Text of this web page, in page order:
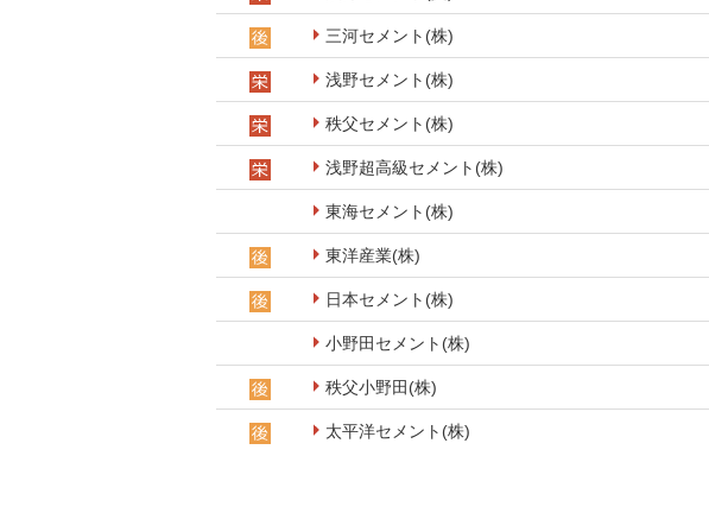
三河セメント(株)
浅野セメント(株)
秩父セメント(株)
浅野超高級セメント(株)
東海セメント(株)
東洋産業(株)
日本セメント(株)
小野田セメント(株)
秩父小野田(株)
太平洋セメント(株)